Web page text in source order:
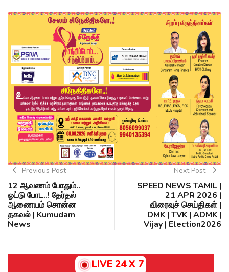
Previous Post
12 ஆவணம் போதும்..
ஓட்டு போட..! தேர்தல்
ஆணையம் சொன்ன
தகவல் | Kumudam
News
Next Post
SPEED NEWS TAMIL |
21 APR 2026 |
விரைவுச் செய்திகள் |
DMK | TVK | ADMK |
Vijay | Election2026
LIVE 24 X 7